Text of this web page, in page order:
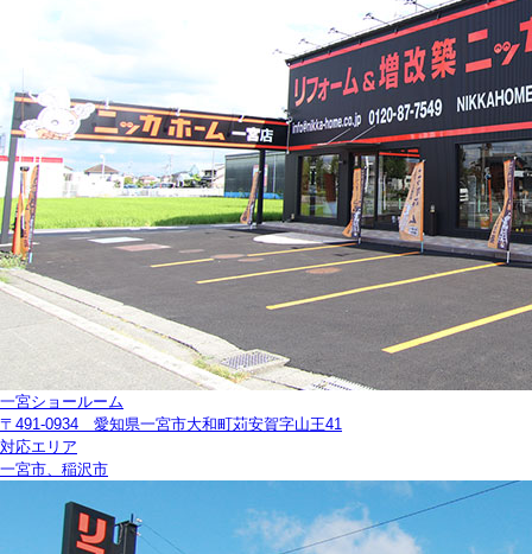
一宮ショールーム
〒491-0934 愛知県一宮市大和町苅安賀字山王41
対応エリア
一宮市、稲沢市